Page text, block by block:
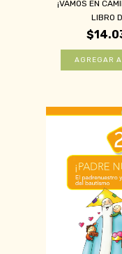
¡VAMOS EN
LIBRO